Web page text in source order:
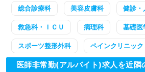
総合診療科 美容皮膚科 健診・
救急科・ＩＣＵ 病理科 基礎医
スポーツ整形外科 ペインクリニック
医師非常勤(アルバイト)求人を近隣